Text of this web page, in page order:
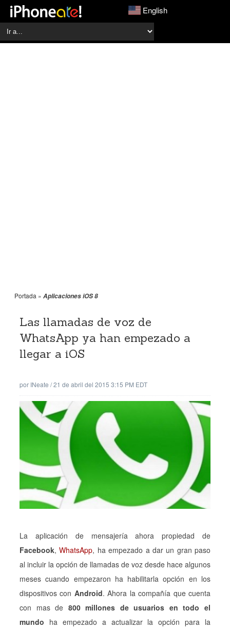
English
Portada » Aplicaciones iOS 8
Las llamadas de voz de
WhatsApp ya han empezado a
llegar a iOS
por INeate /21 de abril del 2015 3:15 PM EDT
La aplicación de mensajería ahora propiedad de
Facebook,WhatsApp, ha empezado a dar un gran paso
al incluir la opción de llamadas de voz desde hace algunos
meses cuando empezaron ha habilitarla opción en los
dispositivos con Android. Ahora la compañía que cuenta
con mas de 800 millones de usuarios en todo el
mundo ha empezado a actualizar la opción para la